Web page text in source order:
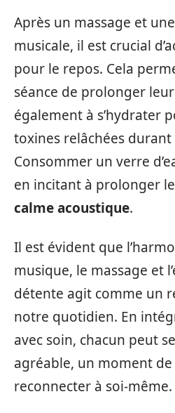
Après un massage et
musicale, il est crucial
pour le repos. Cela
séance de prolonger
également à s’hydrater
toxines relâchées durant
Consommer un verre
en incitant à prolonger
calme acoustique.
Il est évident que
musique, le massage et
détente agit comme un
notre quotidien. En
avec soin, chacun peut
agréable, un moment
reconnecter à soi-même.